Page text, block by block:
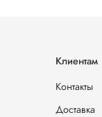
Клиентам
Контакты
Доставка